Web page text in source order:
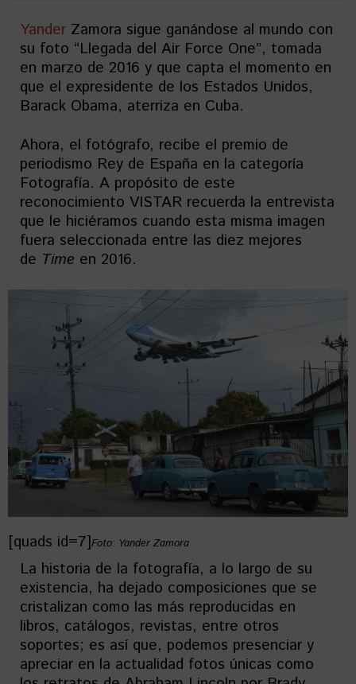
Yander Zamora sigue ganándose al mundo con
su foto “Llegada del Air Force One”, tomada
en marzo de 2016 y que capta el momento en
que el expresidente de los Estados Unidos,
Barack Obama, aterriza en Cuba.
Ahora, el fotógrafo, recibe el premio de
periodismo Rey de España en la categoría
Fotografía. A propósito de este
reconocimiento VISTAR recuerda la entrevista
que le hiciéramos cuando esta misma imagen
fuera seleccionada entre las diez mejores
de Time en 2016.
[quads id=7]Foto: Yander Zamora
La historia de la fotografía, a lo largo de su
existencia, ha dejado composiciones que se
cristalizan como las más reproducidas en
libros, catálogos, revistas, entre otros
soportes; es así que, podemos presenciar y
apreciar en la actualidad fotos únicas como